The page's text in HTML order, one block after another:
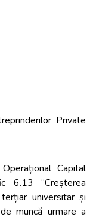
Private
Capital
6.13 “Creșterea
universitar și
muncă urmare a